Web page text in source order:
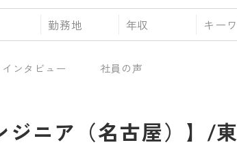
勤務地 年収
インタビュー 社員の声
ジニア（名古屋）】/東